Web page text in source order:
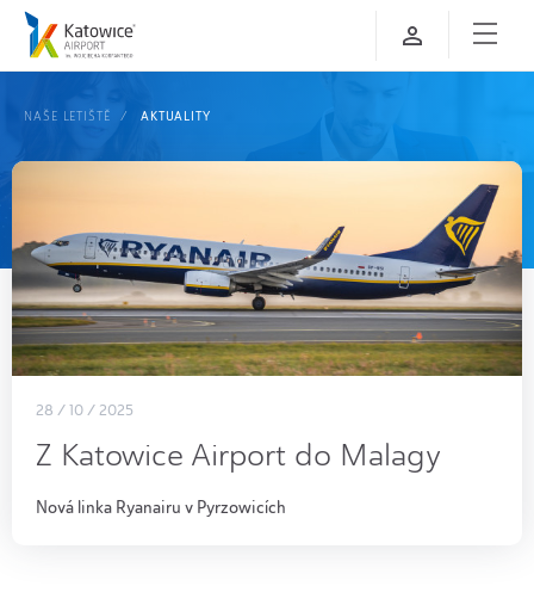
NAŠE LETIŠTĚ AKTUALITY
28 / 10 / 2025
Z Katowice Airport do Malagy
Nová linka Ryanairu v Pyrzowicích